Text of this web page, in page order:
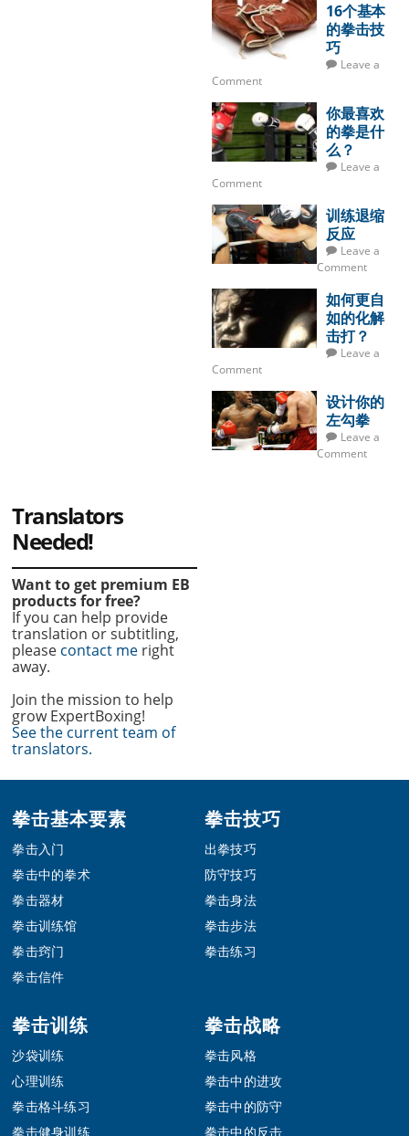
16个基本
的拳击技
巧
Leave a
Comment
你最喜欢
的拳是什
么？
Leave a
Comment
训练退缩
反应
Leave a
Comment
如何更自
如的化解
击打？
Leave a
Comment
设计你的
左勾拳
Leave a
Comment
Translators
Needed!
Want to get premium EB
products for free?
If you can help provide
translation or subtitling,
please contact me right
away.
Join the mission to help
grow ExpertBoxing!
See the current team of
translators.
Footer
拳击基本要素
拳击入门
拳击中的拳术
拳击器材
拳击训练馆
拳击窍门
拳击信件
拳击技巧
出拳技巧
防守技巧
拳击身法
拳击步法
拳击练习
拳击训练
沙袋训练
心理训练
拳击格斗练习
拳击健身训练
拳击战略
拳击风格
拳击中的进攻
拳击中的防守
拳击中的反击